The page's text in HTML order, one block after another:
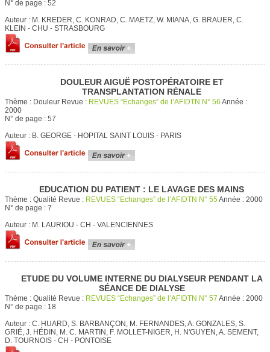
N° de page : 52
Auteur : M. KREDER, C. KONRAD, C. MAETZ, W. MIANA, G. BRAUER, C.
KLEIN - CHU - STRASBOURG
DOULEUR AIGUË POSTOPÉRATOIRE ET
TRANSPLANTATION RÉNALE
Thème : Douleur Revue : REVUES “Echanges” de l’AFIDTN N° 56 Année :
2000
N° de page : 57
Auteur : B. GEORGE - HOPITAL SAINT LOUIS - PARIS
EDUCATION DU PATIENT : LE LAVAGE DES MAINS
Thème : Qualité Revue : REVUES “Echanges” de l’AFIDTN N° 55Année : 2000
N° de page : 7
Auteur : M. LAURIOU - CH - VALENCIENNES
ETUDE DU VOLUME INTERNE DU DIALYSEUR PENDANT LA
SÉANCE DE DIALYSE
Thème : Qualité Revue : REVUES “Echanges” de l’AFIDTN N° 57 Année : 2000
N° de page : 18
Auteur : C. HUARD, S. BARBANÇON, M. FERNANDES, A. GONZALES, S.
GRIÉ, J. HÉDIN, M. C. MARTIN, F. MOLLET-NIGER, H. N'GUYEN, A. SEMENT,
D. TOURNOIS - CH - PONTOISE